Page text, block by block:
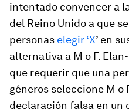
intentado convencer a
del Reino Unido a que
personas elegir ‘X’ en
alternativa a M o F.
que requerir que una
géneros seleccione M o
declaración falsa en un